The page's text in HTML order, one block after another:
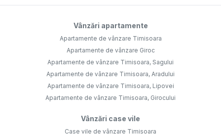
Vânzări apartamente
Apartamente de vânzare Timisoara
Apartamente de vânzare Giroc
Apartamente de vânzare Timisoara, Sagului
Apartamente de vânzare Timisoara, Aradului
Apartamente de vânzare Timisoara, Lipovei
Apartamente de vânzare Timisoara, Girocului
Vânzări case vile
Case vile de vânzare Timisoara